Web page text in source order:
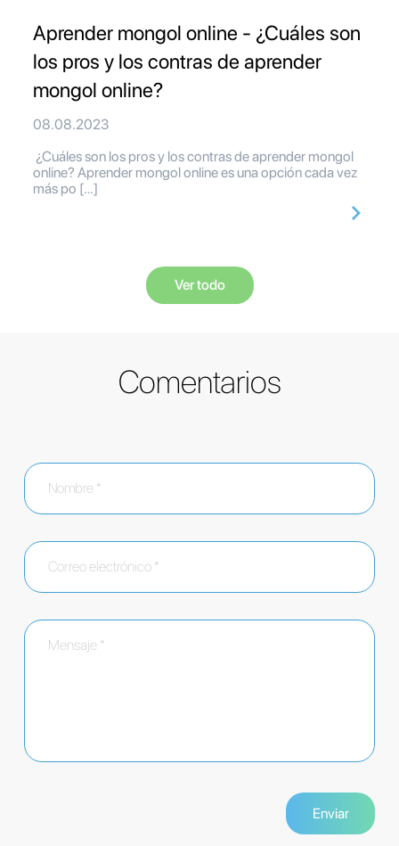
Aprender mongol online - ¿Cuáles son
los pros y los contras de aprender
mongol online?
08.08.2023
¿Cuáles son los pros y los contras de aprender mongol
online? Aprender mongol online es una opción cada vez
más po […]
Ver todo
Comentarios